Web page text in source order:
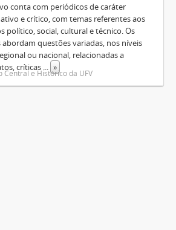
conta com periódicos de caráter
e crítico, com temas referentes aos
político, social, cultural e técnico. Os
abordam questões variadas, nos níveis
ou nacional, relacionadas a
críticas
»
Central e Histórico da UFV